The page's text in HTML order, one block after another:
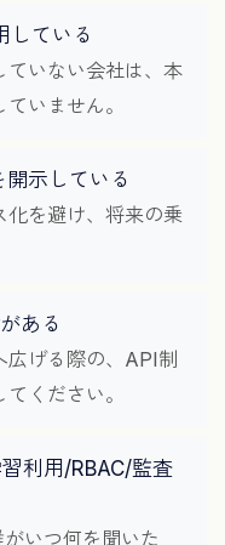
している
ていない会社は、本
いません。
示している
化を避け、将来の乗
ある
げる際の、API制
ください。
利用/RBAC/監査
いつ何を聞いた